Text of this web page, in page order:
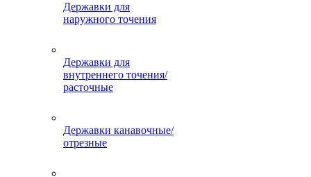
Державки для
наружного точения
Державки для
внутреннего точения/
расточные
Державки канавочные/
отрезные